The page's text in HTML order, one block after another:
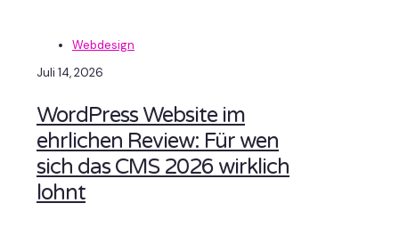
Webdesign
Juli 14, 2026
WordPress Website im
ehrlichen Review: Für wen
sich das CMS 2026 wirklich
lohnt